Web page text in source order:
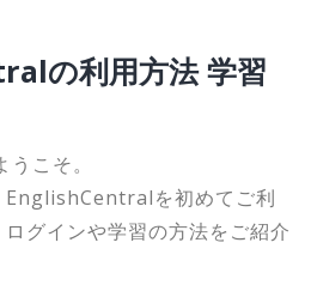
の利用方法 学習
こそ。
EnglishCentralを初めてご利
グインや学習の方法をご紹介